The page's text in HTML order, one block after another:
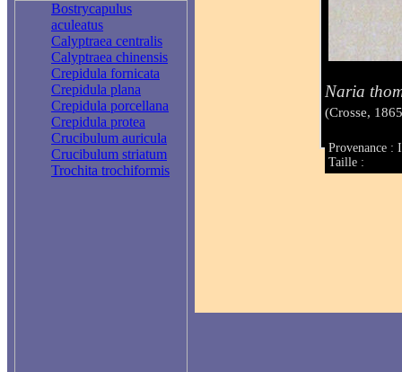
Bostrycapulus
aculeatus
Calyptraea centralis
Calyptraea chinensis
Crepidula fornicata
Crepidula plana
Crepidula porcellana
Crepidula protea
Crucibulum auricula
Crucibulum striatum
Trochita trochiformis
Naria
(Crosse,
Provenance :
Taille :